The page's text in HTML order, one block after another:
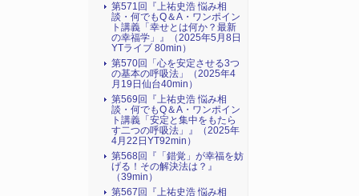
第571回『上祐史浩 悩み相
談・何でもQ＆A・ワンポイン
ト講義「幸せとは何か？最新
の幸福学」』（2025年5月8日
YTライブ 80min）
第570回「心を安定させる3つ
の基本の呼吸法」（2025年4
月19日仙台40min）
第569回『上祐史浩 悩み相
談・何でもQ＆A・ワンポイン
ト講義「安定と集中をもたら
す二つの呼吸法」』（2025年
4月22日YT92min）
第568回『「錯覚」が幸福を妨
げる！その解決法は？』
（39min）
第567回『上祐史浩 悩み相